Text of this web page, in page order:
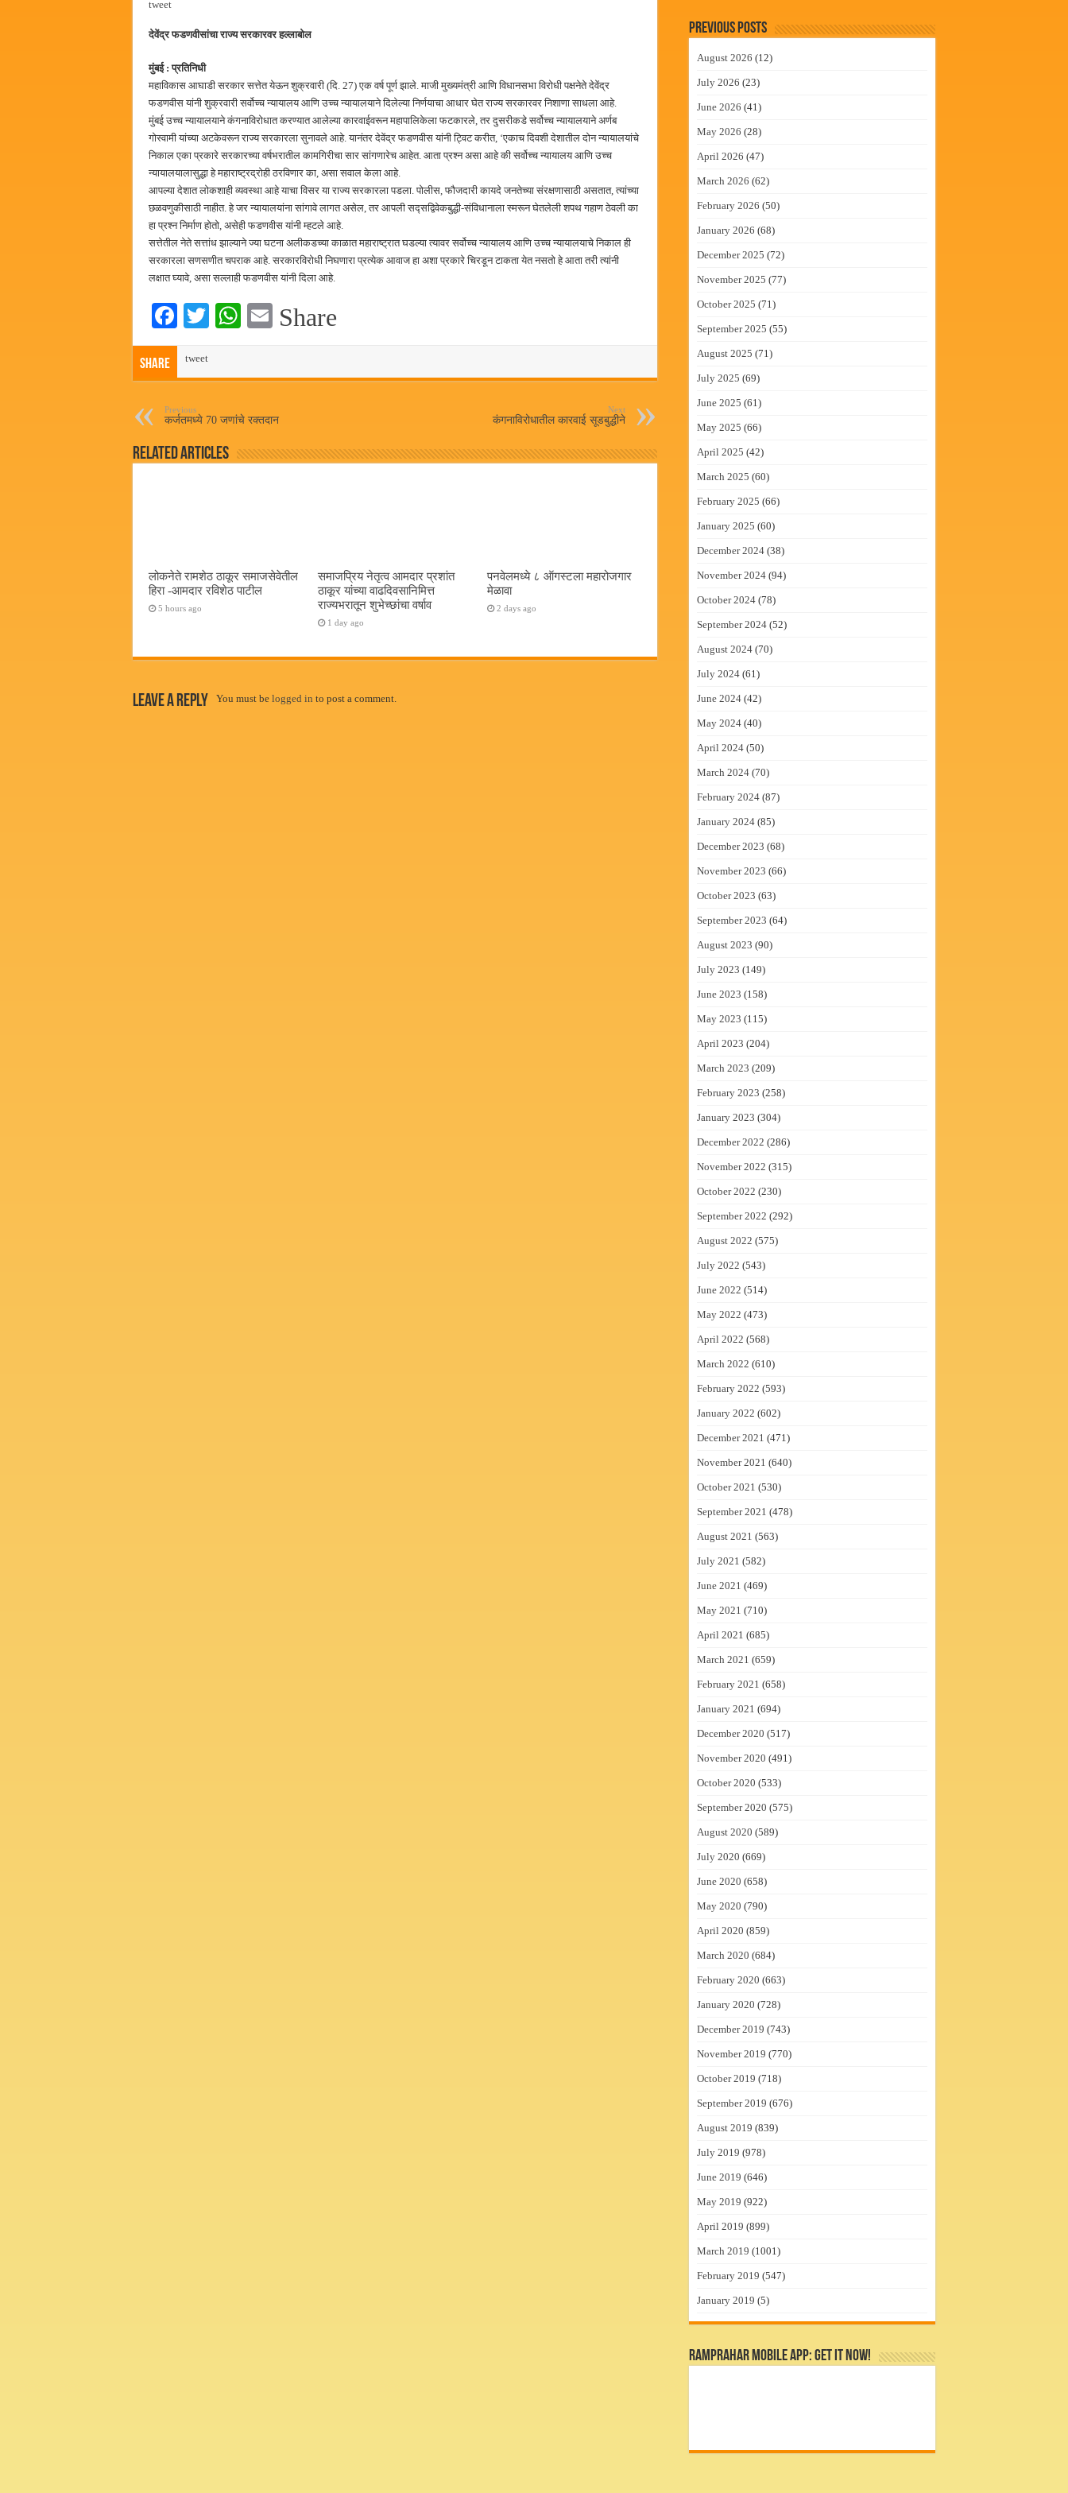
कामोठे येथे समाजोपयोगी वस्तूंच्या वाटपाचा उपक्रम
बाल्मर लॉरी आणि शेल इंडियातील कंत्राटी कामगारांना भरघोस पगारवाढ
tweet
देवेंद्र फडणवीसांचा राज्य सरकारवर हल्लाबोल
मुंबई : प्रतिनिधी
महाविकास आघाडी सरकार सत्तेत येऊन शुक्रवारी (दि. 27) एक वर्ष पूर्ण झाले. माजी मुख्यमंत्री आणि विधानसभा विरोधी पक्षनेते देवेंद्र
फडणवीस यांनी शुक्रवारी सर्वोच्च न्यायालय आणि उच्च न्यायालयाने दिलेल्या निर्णयाचा आधार घेत राज्य सरकारवर निशाणा साधला आहे.
मुंबई उच्च न्यायालयाने कंगनाविरोधात करण्यात आलेल्या कारवाईवरून महापालिकेला फटकारले, तर दुसरीकडे सर्वोच्च न्यायालयाने अर्णब
गोस्वामी यांच्या अटकेवरून राज्य सरकारला सुनावले आहे. यानंतर देवेंद्र फडणवीस यांनी ट्विट करीत, ‘एकाच दिवशी देशातील दोन न्यायालयांचे
निकाल एका प्रकारे सरकारच्या वर्षभरातील कामगिरीचा सार सांगणारेच आहेत. आता प्रश्न असा आहे की सर्वोच्च न्यायालय आणि उच्च
न्यायालयालासुद्धा हे महाराष्ट्रद्रोही ठरविणार का, असा सवाल केला आहे.
आपल्या देशात लोकशाही व्यवस्था आहे याचा विसर या राज्य सरकारला पडला. पोलीस, फौजदारी कायदे जनतेच्या संरक्षणासाठी असतात, त्यांच्या
छळवणुकीसाठी नाहीत. हे जर न्यायालयांना सांगावे लागत असेल, तर आपली सद्सद्विवेकबुद्धी-संविधानाला स्मरून घेतलेली शपथ गहाण ठेवली का
हा प्रश्न निर्माण होतो, असेही फडणवीस यांनी म्हटले आहे.
सत्तेतील नेते सत्तांध झाल्याने ज्या घटना अलीकडच्या काळात महाराष्ट्रात घडल्या त्यावर सर्वोच्च न्यायालय आणि उच्च न्यायालयाचे निकाल ही
सरकारला सणसणीत चपराक आहे. सरकारविरोधी निघणारा प्रत्येक आवाज हा अशा प्रकारे चिरडून टाकता येत नसतो हे आता तरी त्यांनी
लक्षात घ्यावे, असा सल्लाही फडणवीस यांनी दिला आहे.
Fa
bo
ok
T
r
W
A
pp
E
Share
Share tweet
Previous
कर्जतमध्ये 70 जणांचे रक्तदान
Next
कंगनाविरोधातील कारवाई सूडबुद्धीने
Related Articles
लोकनेते रामशेठ ठाकूर समाजसेवेतील
हिरा -आमदार रविशेठ पाटील
5 hours ago
समाजप्रिय नेतृत्व आमदार प्रशांत
ठाकूर यांच्या वाढदिवसानिमित्त
राज्यभरातून शुभेच्छांचा वर्षाव
1 day ago
पनवेलमध्ये ८ ऑगस्टला महारोजगार
मेळावा
2 days ago
Leave a Reply You must be logged in to post a comment.
Previous Posts
August 2026 (12)
July 2026 (23)
June 2026 (41)
May 2026 (28)
April 2026 (47)
March 2026 (62)
February 2026 (50)
January 2026 (68)
December 2025 (72)
November 2025 (77)
October 2025 (71)
September 2025 (55)
August 2025 (71)
July 2025 (69)
June 2025 (61)
May 2025 (66)
April 2025 (42)
March 2025 (60)
February 2025 (66)
January 2025 (60)
December 2024 (38)
November 2024 (94)
October 2024 (78)
September 2024 (52)
August 2024 (70)
July 2024 (61)
June 2024 (42)
May 2024 (40)
April 2024 (50)
March 2024 (70)
February 2024 (87)
January 2024 (85)
December 2023 (68)
November 2023 (66)
October 2023 (63)
September 2023 (64)
August 2023 (90)
July 2023 (149)
June 2023 (158)
May 2023 (115)
April 2023 (204)
March 2023 (209)
February 2023 (258)
January 2023 (304)
December 2022 (286)
November 2022 (315)
October 2022 (230)
September 2022 (292)
August 2022 (575)
July 2022 (543)
June 2022 (514)
May 2022 (473)
April 2022 (568)
March 2022 (610)
February 2022 (593)
January 2022 (602)
December 2021 (471)
November 2021 (640)
October 2021 (530)
September 2021 (478)
August 2021 (563)
July 2021 (582)
June 2021 (469)
May 2021 (710)
April 2021 (685)
March 2021 (659)
February 2021 (658)
January 2021 (694)
December 2020 (517)
November 2020 (491)
October 2020 (533)
September 2020 (575)
August 2020 (589)
July 2020 (669)
June 2020 (658)
May 2020 (790)
April 2020 (859)
March 2020 (684)
February 2020 (663)
January 2020 (728)
December 2019 (743)
November 2019 (770)
October 2019 (718)
September 2019 (676)
August 2019 (839)
July 2019 (978)
June 2019 (646)
May 2019 (922)
April 2019 (899)
March 2019 (1001)
February 2019 (547)
January 2019 (5)
RamPrahar Mobile App: Get it Now!